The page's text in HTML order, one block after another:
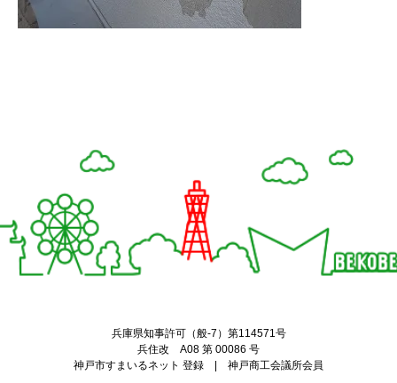
兵庫県知事許可（般-7）第114571号
兵住改 A08 第 00086 号
神戸市すまいるネット 登録 | 神戸商工会議所会員